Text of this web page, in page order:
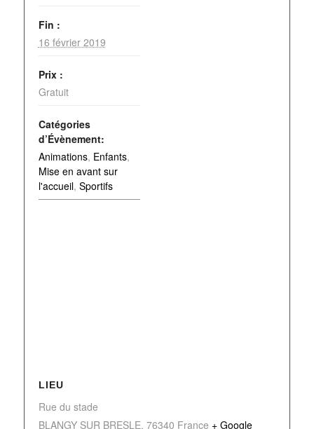
Fin :
16 février 2019
Prix :
Gratuit
Catégories
d’Évènement:
Animations, Enfants,
Mise en avant sur
l'accueil, Sportifs
LIEU
Rue du stade
BLANGY SUR BRESLE, 76340 France + Google